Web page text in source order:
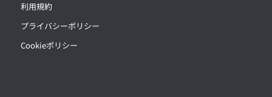
利用規約
プライバシーポリシー
Cookieポリシー